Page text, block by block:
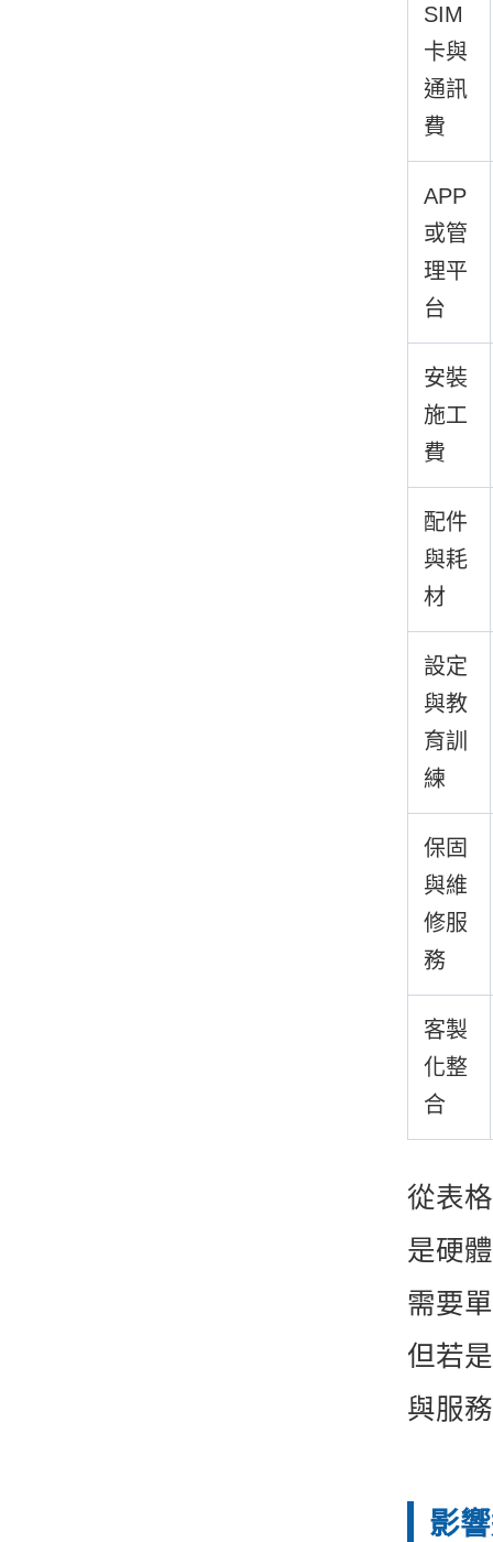
SIM
卡與
通訊
費
APP
或管
理平
台
安裝
施工
費
配件
與耗
材
設定
與教
育訓
練
保固
與維
修服
務
客製
化整
合
從表
是硬
需要
但若
與服
影